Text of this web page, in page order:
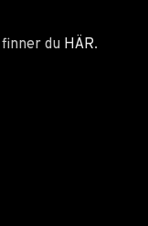
du HÄR.